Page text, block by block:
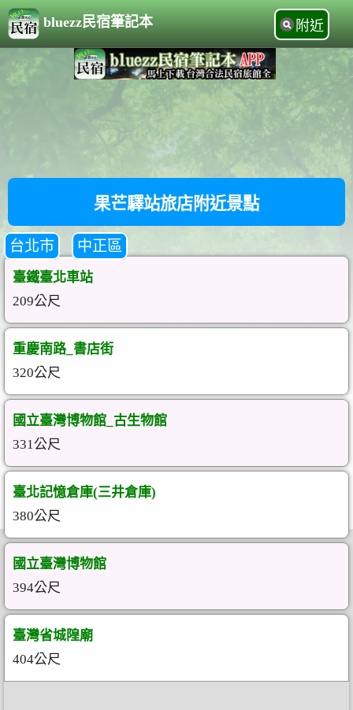
bluezz民宿筆記本 附近
果芒驛站旅店附近景點
台北市 中正區
臺鐵臺北車站
209公尺
重慶南路_書店街
320公尺
國立臺灣博物館_古生物館
331公尺
臺北記憶倉庫(三井倉庫)
380公尺
國立臺灣博物館
394公尺
臺灣省城隍廟
404公尺